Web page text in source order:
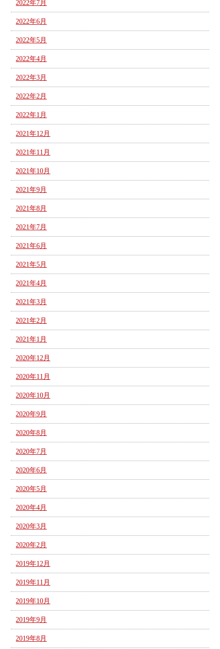
2022年7月
2022年6月
2022年5月
2022年4月
2022年3月
2022年2月
2022年1月
2021年12月
2021年11月
2021年10月
2021年9月
2021年8月
2021年7月
2021年6月
2021年5月
2021年4月
2021年3月
2021年2月
2021年1月
2020年12月
2020年11月
2020年10月
2020年9月
2020年8月
2020年7月
2020年6月
2020年5月
2020年4月
2020年3月
2020年2月
2019年12月
2019年11月
2019年10月
2019年9月
2019年8月